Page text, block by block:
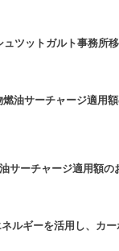
ツットガルト事務所
油サーチャージ適用
ーチャージ適用額の
ルギーを活用し、カ